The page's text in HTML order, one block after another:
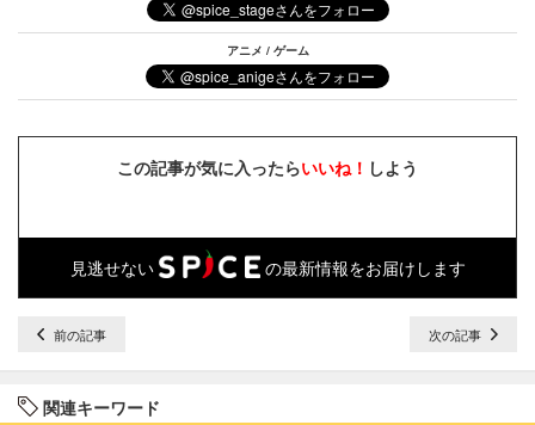
アニメ / ゲーム
この記事が気に入ったらいいね！ しよう
見逃せない の最新情報をお届けします
前の記事 次の記事
関連キーワード